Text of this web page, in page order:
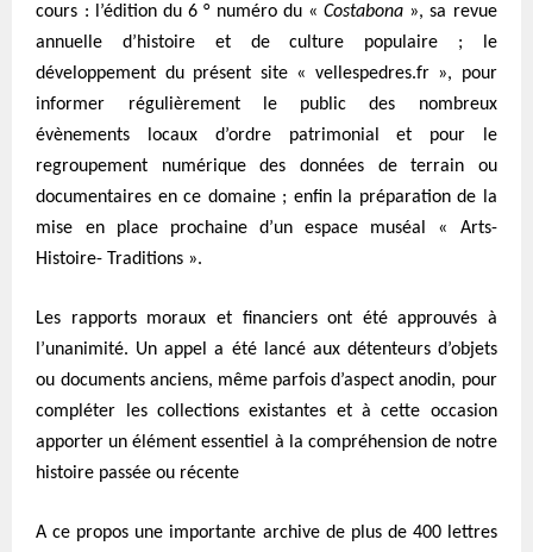
cours : l’édition du 6 ° numéro du «Costabona », sa revue
annuelle d’histoire et de culture populaire ; le
développement du présent site « vellespedres.fr », pour
informer régulièrement le public des nombreux
évènements locaux d’ordre patrimonial et pour le
regroupement numérique des données de terrain ou
documentaires en ce domaine ; enfin la préparation de la
mise en place prochaine d’un espace muséal « Arts-
Histoire- Traditions ».
Les rapports moraux et financiers ont été approuvés à
l’unanimité. Un appel a été lancé aux détenteurs d’objets
ou documents anciens, même parfois d’aspect anodin, pour
compléter les collections existantes et à cette occasion
apporter un élément essentiel à la compréhension de notre
histoire passée ou récente
A ce propos une importante archive de plus de 400 lettres